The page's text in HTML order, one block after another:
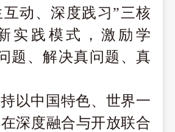
动、深度践习”三核
实践模式，激励学
题、解决真问题、真
以中国特色、世界一
深度融合与开放联合